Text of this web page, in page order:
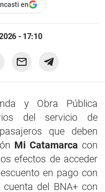
en
- 17:10
y Obra Pública
del servicio de
que deben
Mi Catamarca con
efectos de acceder
en pago con
del BNA+ con